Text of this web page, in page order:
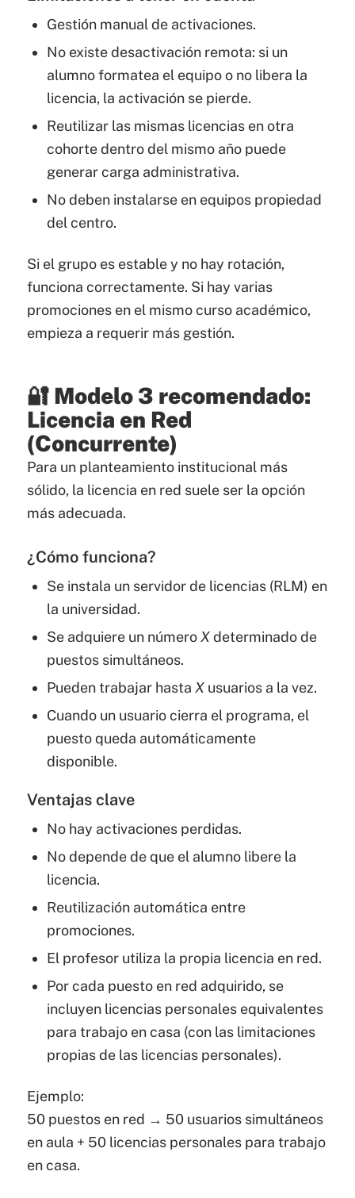
Gestión manual de activaciones.
No existe desactivación remota: si un
alumno formatea el equipo o no libera la
licencia, la activación se pierde.
Reutilizar las mismas licencias en otra
cohorte dentro del mismo año puede
generar carga administrativa.
No deben instalarse en equipos propiedad
del centro.
Si el grupo es estable y no hay rotación,
funciona correctamente. Si hay varias
promociones en el mismo curso académico,
empieza a requerir más gestión.
🔐 Modelo 3 recomendado:
Licencia en Red
(Concurrente)
Para un planteamiento institucional más
sólido, la licencia en red suele ser la opción
más adecuada.
¿Cómo funciona?
Se instala un servidor de licencias (RLM) en
la universidad.
Se adquiere un número Xdeterminado de
puestos simultáneos.
Pueden trabajar hasta Xusuarios a la vez.
Cuando un usuario cierra el programa, el
puesto queda automáticamente
disponible.
Ventajas clave
No hay activaciones perdidas.
No depende de que el alumno libere la
licencia.
Reutilización automática entre
promociones.
El profesor utiliza la propia licencia en red.
Por cada puesto en red adquirido, se
incluyen licencias personales equivalentes
para trabajo en casa (con las limitaciones
propias de las licencias personales).
Ejemplo:
50 puestos en red → 50 usuarios simultáneos
en aula + 50 licencias personales para trabajo
en casa.